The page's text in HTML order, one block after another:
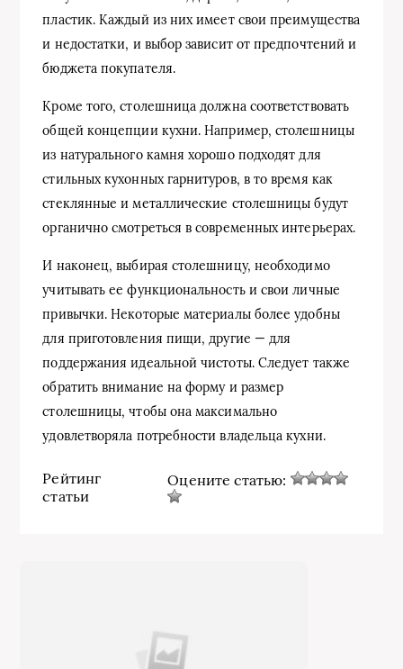
пластик. Каждый из них имеет свои преимущества
и недостатки, и выбор зависит от предпочтений и
бюджета покупателя.
Кроме того, столешница должна соответствовать
общей концепции кухни. Например, столешницы
из натурального камня хорошо подходят для
стильных кухонных гарнитуров, в то время как
стеклянные и металлические столешницы будут
органично смотреться в современных интерьерах.
И наконец, выбирая столешницу, необходимо
учитывать ее функциональность и свои личные
привычки. Некоторые материалы более удобны
для приготовления пищи, другие — для
поддержания идеальной чистоты. Следует также
обратить внимание на форму и размер
столешницы, чтобы она максимально
удовлетворяла потребности владельца кухни.
Рейтинг
статьи
Оцените статью: